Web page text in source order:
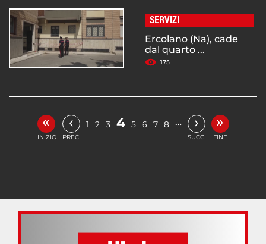
SERVIZI
Ercolano (Na), cade
dal quarto ...
175
«
INIZIO
‹
PREC.
1 2 3 4 5 6 7 8 … ›
SUCC.
»
FINE